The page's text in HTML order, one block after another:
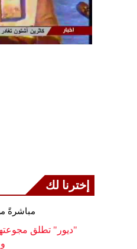
إخترنا لك
مباشرةً
"ديور" تطلق